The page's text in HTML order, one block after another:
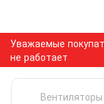
Уважаемые
не работает
Вентиляторы